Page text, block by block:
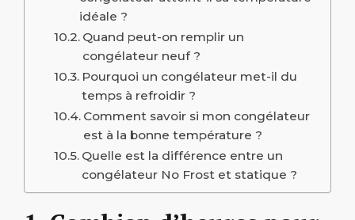
idéale ?
Quand peut-on remplir un
congélateur neuf ?
Pourquoi un congélateur met-il du
temps à refroidir ?
Comment savoir si mon congélateur
est à la bonne température ?
Quelle est la différence entre un
congélateur No Frost et statique ?